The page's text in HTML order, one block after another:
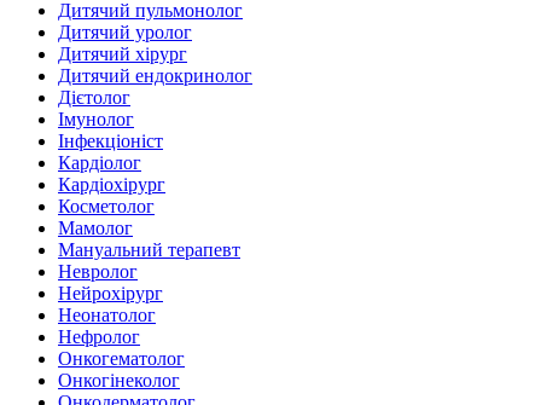
Дитячий пульмонолог
Дитячий уролог
Дитячий хірург
Дитячий ендокринолог
Дієтолог
Імунолог
Інфекціоніст
Кардіолог
Кардіохірург
Косметолог
Мамолог
Мануальний терапевт
Невролог
Нейрохірург
Неонатолог
Нефролог
Онкогематолог
Онкогінеколог